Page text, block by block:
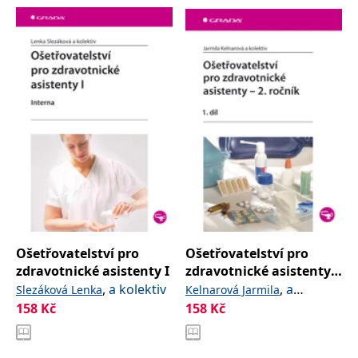
Ošetřovatelství pro
zdravotnické asistenty I
Slezáková Lenka, a kolektiv
158 Kč
Ošetřovatelství pro
zdravotnické asistenty -
2. ročník
Kelnarová Jarmila, a
kolektiv
158 Kč